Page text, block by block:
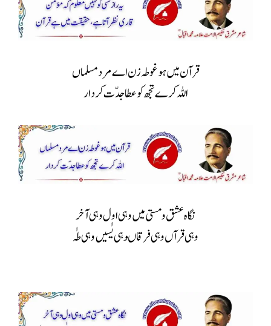
قرآن میں ہو غوطہ زن اے مرد مسلماں
اللہ کرے تجھ کو عطا جدّت کردار
نگاہ عشق ومستی میں وہی اول وہی آخر
وہی قرآں وہی فرقاںوہی یٰسیں وہی طہٰ